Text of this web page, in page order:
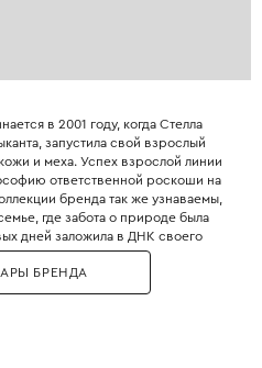
в 2001 году, когда Стелла
запустила свой взрослый
и меха. Успех взрослой линии
ответственной роскоши на
бренда так же узнаваемы,
где забота о природе была
дней заложила в ДНК своего
экологичные
полиэстер, вискозу
веганские материалы. Яркие
БРЕНДА